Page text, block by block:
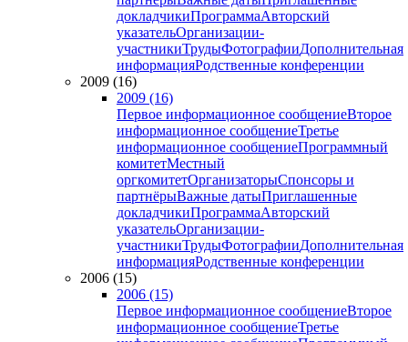
докладчикиПрограммаАвторский
указательОрганизации-
участникиТрудыФотографииДополнительная
информацияРодственные конференции
2009 (16)
2009 (16)
Первое информационное сообщениеВторое
информационное сообщениеТретье
информационное сообщениеПрограммный
комитетМестный
оргкомитетОрганизаторыСпонсоры и
партнёрыВажные датыПриглашенные
докладчикиПрограммаАвторский
указательОрганизации-
участникиТрудыФотографииДополнительная
информацияРодственные конференции
2006 (15)
2006 (15)
Первое информационное сообщениеВторое
информационное сообщениеТретье